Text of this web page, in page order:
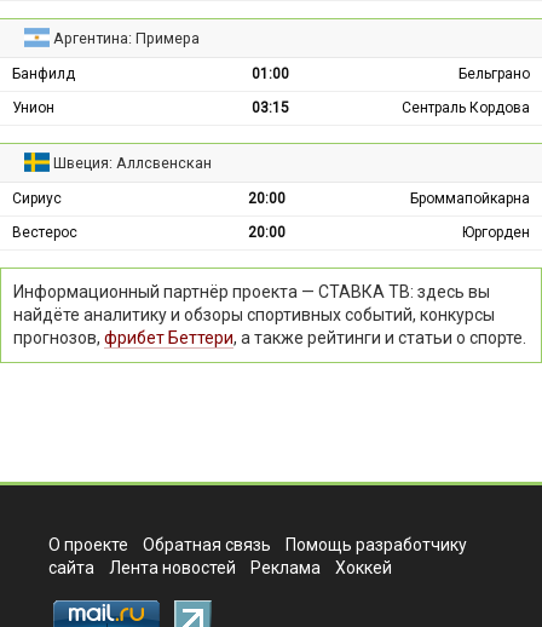
Аргентина: Примера
Банфилд 01:00
Бельграно
Унион
03:15 Сентраль Кордова
Швеция: Аллсвенскан
Сириус 20:00
Броммапойкарна
Вестерос
20:00 Юргорден
Информационный партнёр проекта — СТАВКА ТВ: здесь вы
найдёте аналитику и обзоры спортивных событий, конкурсы
прогнозов, фрибет Беттери, а также рейтинги и статьи о спорте.
О проекте Обратная связь
Помощь разработчику
сайта
Лента новостей Реклама Хоккей